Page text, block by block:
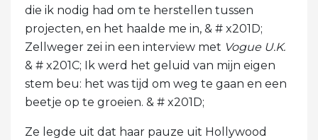
die ik nodig had om te herstellen tussen
projecten, en het haalde me in, & # x201D;
Zellweger zei in een interview met Vogue U.K.
& # x201C; Ik werd het geluid van mijn eigen
stem beu: het was tijd om weg te gaan en een
beetje op te groeien. & # x201D;
Ze legde uit dat haar pauze uit Hollywood